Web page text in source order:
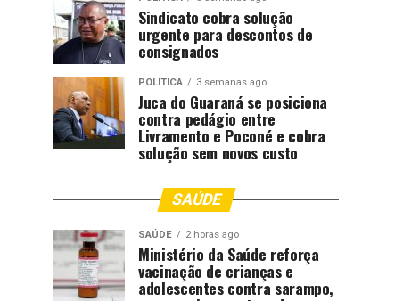
Sindicato cobra solução
urgente para descontos de
consignados
POLÍTICA 3 semanas ago
Juca do Guaraná se posiciona
contra pedágio entre
Livramento e Poconé e cobra
solução sem novos custo
SAÚDE
SAÚDE 2 horas ago
Ministério da Saúde reforça
vacinação de crianças e
adolescentes contra sarampo,